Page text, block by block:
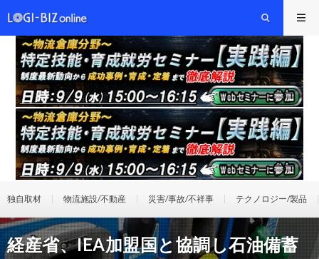
独自取材 物流施設/不動産 災害/事故/不祥事 テクノロジー/製品
経産省、IEA加盟国と協調し石油備蓄